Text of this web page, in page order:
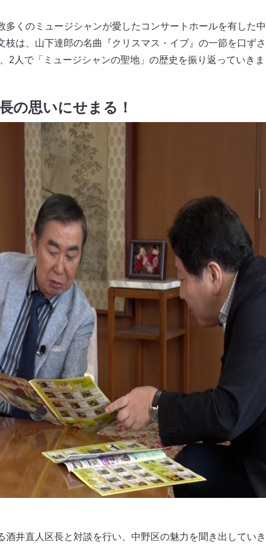
多くのミュージシャンが愛したコンサートホールを有した
枝は、山下達郎の名曲『クリスマス・イブ』の一節を口ず
2人で「ミュージシャンの聖地」の歴史を振り返っていき
の思いにせまる！
酒井直人区長と対談を行い、中野区の魅力を聞き出してい